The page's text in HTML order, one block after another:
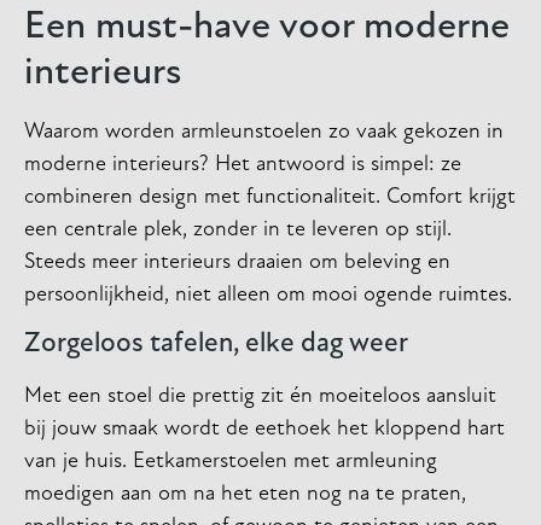
Een must-have voor moderne
interieurs
Waarom worden armleunstoelen zo vaak gekozen in
moderne interieurs? Het antwoord is simpel: ze
combineren design met functionaliteit. Comfort krijgt
een centrale plek, zonder in te leveren op stijl.
Steeds meer interieurs draaien om beleving en
persoonlijkheid, niet alleen om mooi ogende ruimtes.
Zorgeloos tafelen, elke dag weer
Met een stoel die prettig zit én moeiteloos aansluit
bij jouw smaak wordt de eethoek het kloppend hart
van je huis. Eetkamerstoelen met armleuning
moedigen aan om na het eten nog na te praten,